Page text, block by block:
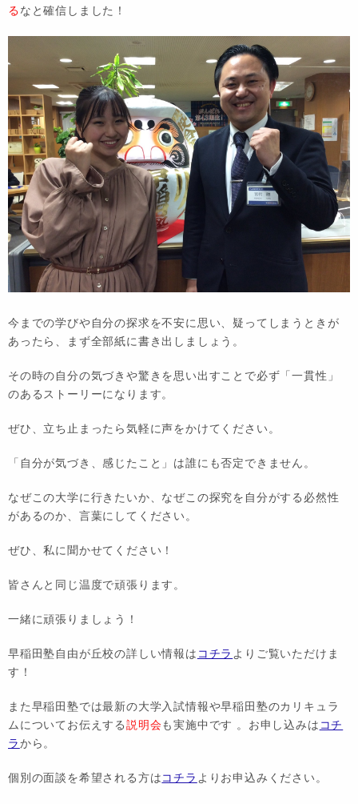
るなと確信しました！
今までの学びや自分の探求を不安に思い、疑ってしまうときが
あったら、まず全部紙に書き出しましょう。
その時の自分の気づきや驚きを思い出すことで必ず「一貫性」
のあるストーリーになります。
ぜひ、立ち止まったら気軽に声をかけてください。
「自分が気づき、感じたこと」は誰にも否定できません。
なぜこの大学に行きたいか、なぜこの探究を自分がする必然性
があるのか、言葉にしてください。
ぜひ、私に聞かせてください！
皆さんと同じ温度で頑張ります。
一緒に頑張りましょう！
早稲田塾自由が丘校の詳しい情報は コチラ よりご覧いただけま
す！
また早稲田塾では最新の大学入試情報や早稲田塾のカリキュラ
ムについてお伝えする説明会も実施中です 。お申し込みは コチ
ラから。
個別の面談を希望される方はコチラ よりお申込みください。